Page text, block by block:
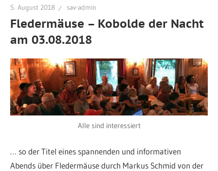
5. August 2018 sav-admin
Fledermäuse – Kobolde der Nacht
am 03.08.2018
Alle sind interessiert
… so der Titel eines spannenden und informativen
Abends über Fledermäuse durch Markus Schmid von der